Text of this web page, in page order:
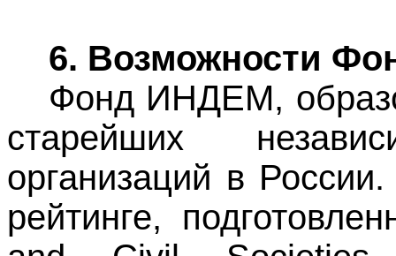
6. Возможности
Фонд ИНДЕМ,
старейших
организаций в
рейтинге,